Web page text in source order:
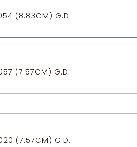
(8.83CM) G.D.
(7.57CM) G.D.
(7.57CM) G.D.